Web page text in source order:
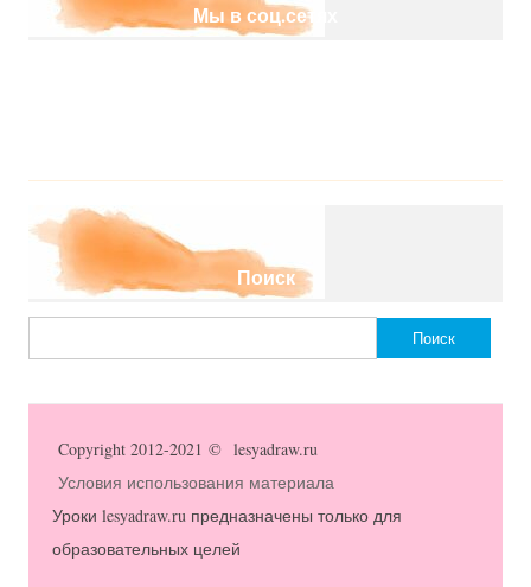
Мы в соц.сетях
Поиск
Copyright 2012-2021 © lesyadraw.ru
Условия использования материала
Уроки lesyadraw.ru предназначены только для
образовательных целей